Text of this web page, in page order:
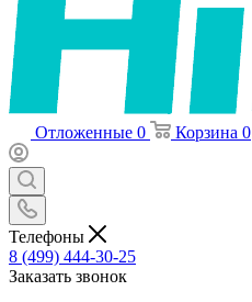
Отложенные 0 Корзина 0
Телефоны
8 (499) 444-30-25
Заказать звонок